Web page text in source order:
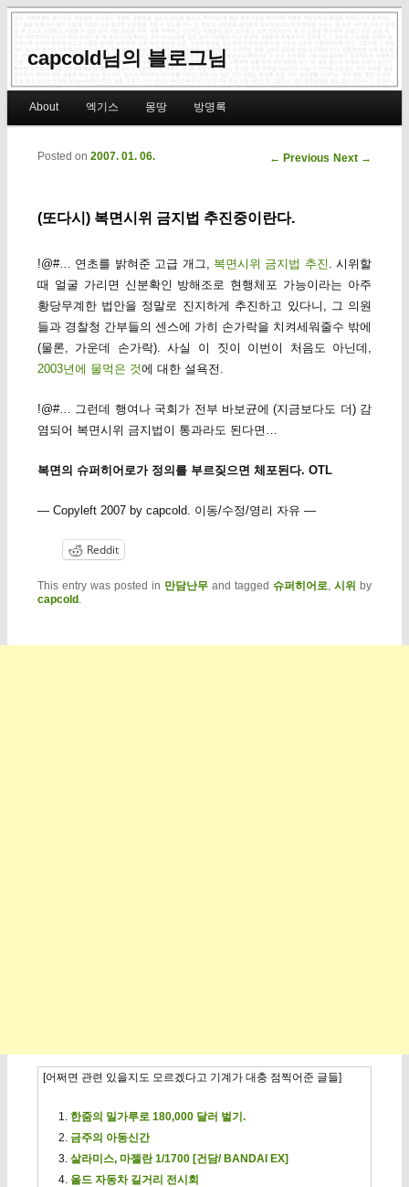
capcold님의 블로그님
Skip to primary content
Skip to secondary content
About 엑기스 몽땅 방명록
Post navigation
← Previous Next →
(또다시) 복면시위 금지법 추진중이란다.
Posted on 2007. 01. 06.
!@#… 연초를 밝혀준 고급 개그, 복면시위 금지법 추진
. 시위할
때 얼굴 가리면 신분확인 방해조로 현행체포 가능이라는 아주
황당무계한 법안을 정말로 진지하게 추진하고 있다니, 그 의원
들과 경찰청 간부들의 센스에 가히 손가락을 치켜세워줄수 밖에
(물론, 가운데 손가락). 사실 이 짓이 이번이 처음도 아닌데,
2003년에 물먹은 것에 대한 설욕전.
!@#… 그런데 행여나 국회가 전부 바보균에 (지금보다도 더) 감
염되어 복면시위 금지법이 통과라도 된다면…
복면의 슈퍼히어로가 정의를 부르짖으면 체포된다. OTL
— Copyleft 2007 by capcold. 이동/수정/영리 자유 —
Reddit
This entry was posted in 만담난무 and tagged 슈퍼히어로,시위 by
capcold .
[어쩌면 관련 있을지도 모르겠다고 기계가 대충 점찍어준 글들]
한줌의 밀가루로 180,000 달러 벌기.
금주의 아동신간
살라미스, 마젤란 1/1700 [건담/ BANDAI EX]
올드 자동차 길거리 전시회